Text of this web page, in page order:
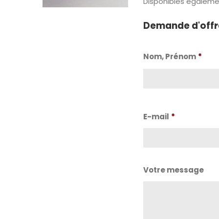
Demande
Nom, Prénom *
E-mail *
Votre message